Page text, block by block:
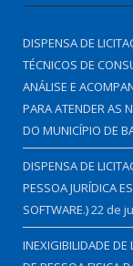
DISPENSA DE
TÉCNICOS DE
ANÁLISE E
PARA ATENDER AS
DO MUNICÍPIO DE
DISPENSA DE
PESSOA JURÍDICA
SOFTWARE.)22 de
INEXIGIBILIDADE